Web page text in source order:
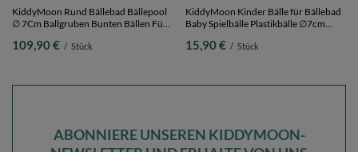
KiddyMoon Rund Bällebad Bällepool
∅ 7Cm Ballgruben Bunten Bällen Für
Hergestellt in der EU,
109,90 € / Stück
KiddyMoon Kinder Bälle für Bällebad
Baby Spielbälle Plastikbälle ∅7cm
pastellbeige/pastellblau/weiß, 50
15,90 € / Stück
ABONNIERE UNSEREN KIDDYMOON-